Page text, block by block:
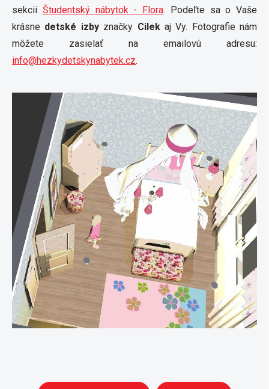
sekcii Študentský nábytok - Flora. Podeľte sa o Vaše
krásne detské izbyznačky Cilekaj Vy. Fotografie nám
môžete zasielať na emailovú adresu:
info@hezkydetskynabytek.cz.